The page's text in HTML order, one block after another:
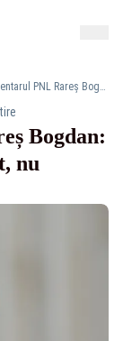
Europarlamentarul PNL Rareș Bogdan: PSD este un partid concurent, nu dușman
Bogdan:
nu